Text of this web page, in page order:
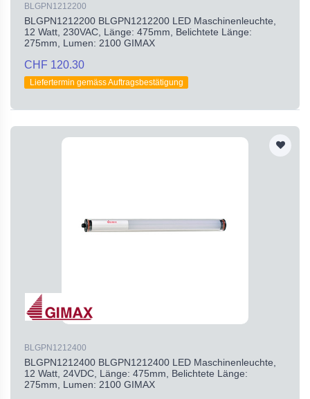
BLGPN1212200
BLGPN1212200 BLGPN1212200 LED Maschinenleuchte,
12 Watt, 230VAC, Länge: 475mm, Belichtete Länge:
275mm, Lumen: 2100 GIMAX
CHF 120.30
Liefertermin gemäss Auftragsbestätigung
BLGPN1212400
BLGPN1212400 BLGPN1212400 LED Maschinenleuchte,
12 Watt, 24VDC, Länge: 475mm, Belichtete Länge:
275mm, Lumen: 2100 GIMAX